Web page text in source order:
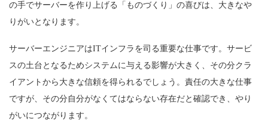
の手でサーバーを作り上げる「ものづくり」の喜びは、大きなや
りがいとなります。
サーバーエンジニアはITインフラを司る重要な仕事です。サービ
スの土台となるためシステムに与える影響が大きく、その分クラ
イアントから大きな信頼を得られるでしょう。責任の大きな仕事
ですが、その分自分がなくてはならない存在だと確認でき、やり
がいにつながります。